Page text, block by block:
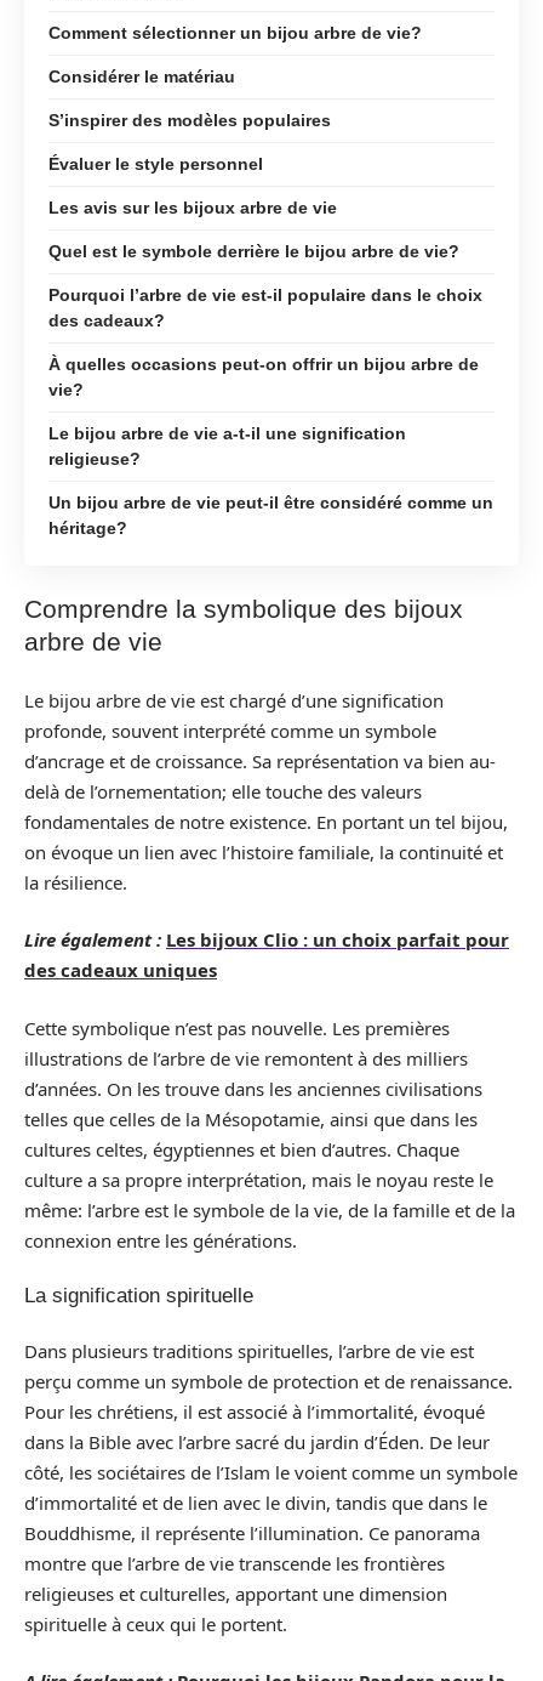
Comment sélectionner un bijou arbre de vie?
Considérer le matériau
S’inspirer des modèles populaires
Évaluer le style personnel
Les avis sur les bijoux arbre de vie
Quel est le symbole derrière le bijou arbre de vie?
Pourquoi l’arbre de vie est-il populaire dans le choix
des cadeaux?
À quelles occasions peut-on offrir un bijou arbre de
vie?
Le bijou arbre de vie a-t-il une signification
religieuse?
Un bijou arbre de vie peut-il être considéré comme un
héritage?
Comprendre la symbolique des bijoux
arbre de vie
Le bijou arbre de vie est chargé d’une signification
profonde, souvent interprété comme un symbole
d’ancrage et de croissance. Sa représentation va bien au-
delà de l’ornementation; elle touche des valeurs
fondamentales de notre existence. En portant un tel bijou,
on évoque un lien avec l’histoire familiale, la continuité et
la résilience.
Lire également : Les bijoux Clio : un choix parfait pour
des cadeaux uniques
Cette symbolique n’est pas nouvelle. Les premières
illustrations de l’arbre de vie remontent à des milliers
d’années. On les trouve dans les anciennes civilisations
telles que celles de la Mésopotamie, ainsi que dans les
cultures celtes, égyptiennes et bien d’autres. Chaque
culture a sa propre interprétation, mais le noyau reste le
même: l’arbre est le symbole de la vie, de la famille et de la
connexion entre les générations.
La signification spirituelle
Dans plusieurs traditions spirituelles, l’arbre de vie est
perçu comme un symbole de protection et de renaissance.
Pour les chrétiens, il est associé à l’immortalité, évoqué
dans la Bible avec l’arbre sacré du jardin d’Éden. De leur
côté, les sociétaires de l’Islam le voient comme un symbole
d’immortalité et de lien avec le divin, tandis que dans le
Bouddhisme, il représente l’illumination. Ce panorama
montre que l’arbre de vie transcende les frontières
religieuses et culturelles, apportant une dimension
spirituelle à ceux qui le portent.